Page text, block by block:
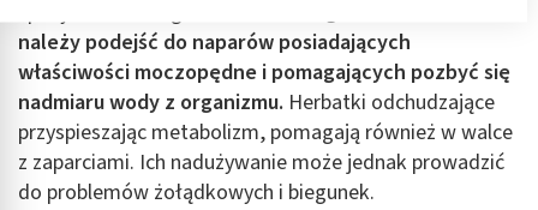
należy podejść do naparów posiadających
właściwości moczopędne i pomagających pozbyć się
nadmiaru wody z organizmu. Herbatki odchudzające
przyspieszając metabolizm, pomagają również w walce
z zaparciami. Ich nadużywanie może jednak prowadzić
do problemów żołądkowych i biegunek.
Przechowywanie informacji na urządzeniu lub
dostęp do nich
Wykorzystywanie ograniczonych danych do
wyboru reklam
Tworzenie profili w celu spersonalizowanych
reklam